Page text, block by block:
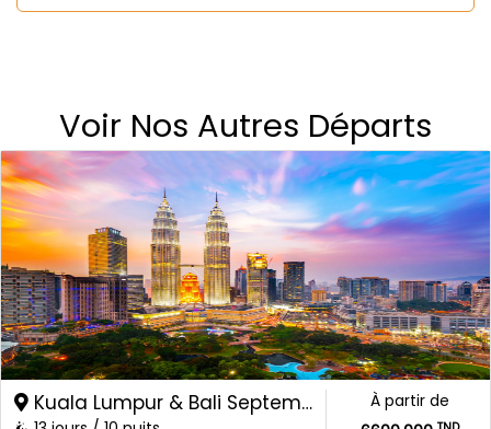
Voir Nos Autres Départs
Kuala Lumpur & Bali Septembre 2026
À partir de